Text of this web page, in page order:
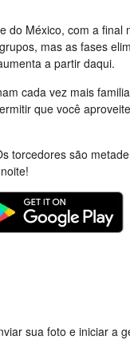
do México, com a final
mas as fases
a partir daqui.
cada vez mais
que você
torcedores são
sua foto e iniciar a